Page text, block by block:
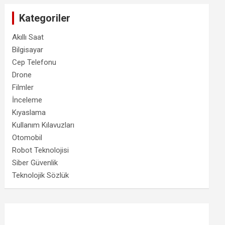
Kategoriler
Akıllı Saat
Bilgisayar
Cep Telefonu
Drone
Filmler
İnceleme
Kıyaslama
Kullanım Kılavuzları
Otomobil
Robot Teknolojisi
Siber Güvenlik
Teknolojik Sözlük